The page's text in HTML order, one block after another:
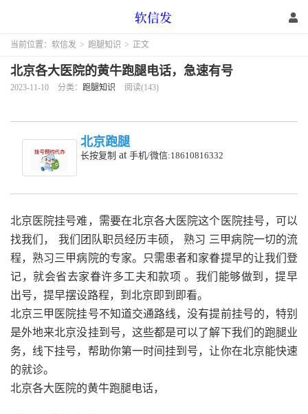
当前位置： 软信发 > 跑腿知识 > 正文
北京各大医院的黄牛跑腿电话，急速有号
2023-11-10 分类： 跑腿知识 阅读(143)
北京跑腿
长按复制 at 手机/微信:18610816332
北京医院挂号难，需要在北京各大医院这个医院挂号，可以
找我们，
我们团队职员经历丰硕， 熟习 三甲病院一切的流
程，熟习三甲病院的专家。只需患者和家眷提早的让我们登
记，就会省去家眷许多工夫和款项 。我们能够做到，提早
出号，提早摆设路程，到北京即到即看。
北京三甲医院挂号不知道交通路线，没有提前挂号的，特别
是外地来北京没挂到号，这些都是可以了解下我们的跑腿业
务，线下挂号，帮助你第一时间挂到号，让你在北京能快速
的就诊。
北京各大医院的黄牛跑腿电话，